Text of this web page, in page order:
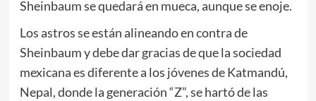
Sheinbaum se quedará en mueca, aunque se enoje.
Los astros se están alineando en contra de
Sheinbaum y debe dar gracias de que la sociedad
mexicana es diferente a los jóvenes de Katmandú,
Nepal, donde la generación “Z”, se hartó de las